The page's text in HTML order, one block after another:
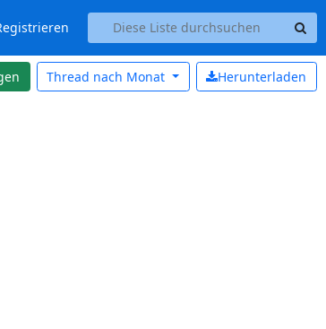
Herunterladen
Thread nach Monat